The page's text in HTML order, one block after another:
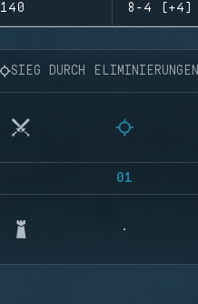
140 8-4 (+4)
SIEG DURCH ELIMINIERUNGEN
01